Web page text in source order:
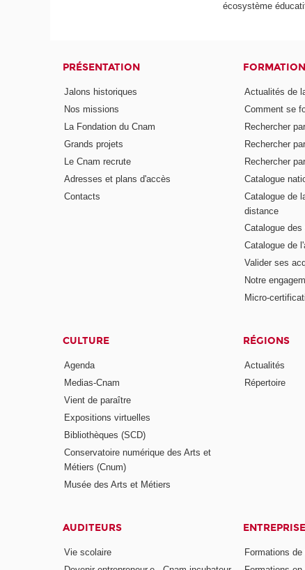
écosystème
PRÉSENTATION
Jalons historiques
Nos missions
La Fondation du Cnam
Grands projets
Le Cnam recrute
Adresses et plans d'accès
Contacts
FORMATION
Actualités de
Comment se
Rechercher
Rechercher
Rechercher
Catalogue
Catalogue de
distance
Catalogue des
Catalogue de
Valider ses
Notre
Micro-
CULTURE
Agenda
Medias-Cnam
Vient de paraître
Expositions virtuelles
Bibliothèques (SCD)
Conservatoire numérique des Arts et
Métiers (Cnum)
Musée des Arts et Métiers
RÉGIONS
Actualités
Répertoire
AUDITEURS
Vie scolaire
Formations